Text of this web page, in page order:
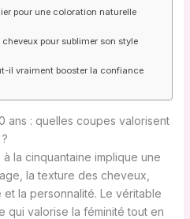
pour une coloration naturelle
pour sublimer son style
il vraiment booster la confiance
ans : quelles coupes valorisent
à la cinquantaine implique une
la texture des cheveux,
la personnalité. Le véritable
qui valorise la féminité tout en